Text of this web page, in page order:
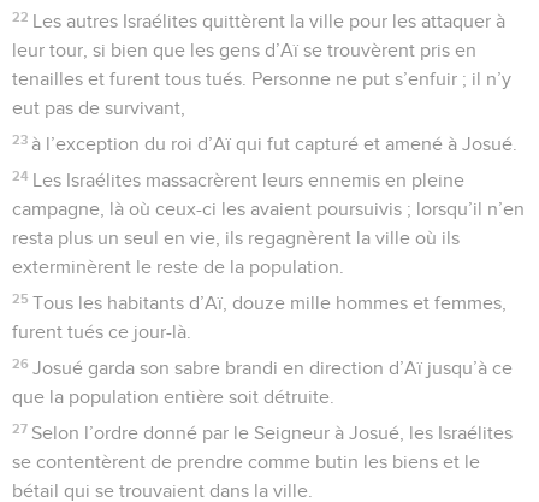
22 Les autres Israélites quittèrent la ville pour les attaquer à
leur tour, si bien que les gens d’Aï se trouvèrent pris en
tenailles et furent tous tués. Personne ne put s’enfuir ; il n’y
eut pas de survivant,
23 à l’exception du roi d’Aï qui fut capturé et amené à Josué.
24 Les Israélites massacrèrent leurs ennemis en pleine
campagne, là où ceux-ci les avaient poursuivis ; lorsqu’il n’en
resta plus un seul en vie, ils regagnèrent la ville où ils
exterminèrent le reste de la population.
25 Tous les habitants d’Aï, douze mille hommes et femmes,
furent tués ce jour-là.
26 Josué garda son sabre brandi en direction d’Aï jusqu’à ce
que la population entière soit détruite.
27 Selon l’ordre donné par le Seigneur à Josué, les Israélites
se contentèrent de prendre comme butin les biens et le
bétail qui se trouvaient dans la ville.